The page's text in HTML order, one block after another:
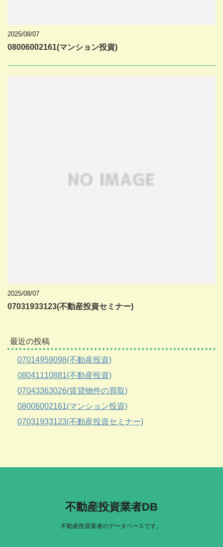
2025/08/07
08006002161(マンション投資)
2025/08/07
07031933123(不動産投資セミナー)
最近の投稿
07014959098(不動産投資)
08041110881(不動産投資)
07043363026(賃貸物件の買取)
08006002161(マンション投資)
07031933123(不動産投資セミナー)
不動産投資業者DB
不動産投資業者のデータベースです。